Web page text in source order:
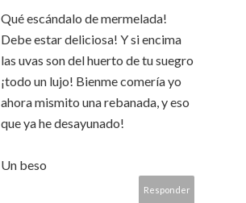
Qué escándalo de mermelada!
Debe estar deliciosa! Y si encima
las uvas son del huerto de tu suegro
¡todo un lujo! Bienme comería yo
ahora mismito una rebanada, y eso
que ya he desayunado!
Un beso
Responder